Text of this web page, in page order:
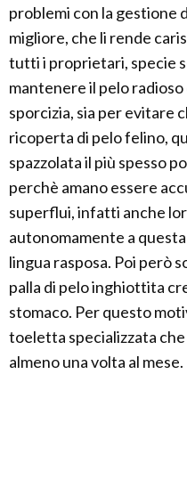
problemi con la gestione
migliore, che li rende
tutti i proprietari, specie
mantenere il pelo
sporcizia, sia per evitare
ricoperta di pelo felino,
spazzolata il più spesso
perchè amano essere
superflui, infatti anche
autonomamente a
lingua rasposa. Poi però
palla di pelo inghiottita
stomaco. Per questo
toeletta specializzata
almeno una volta al mese.